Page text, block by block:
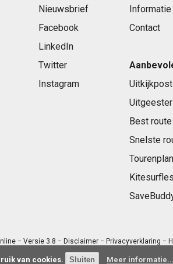
Nieuwsbrief
Facebook
LinkedIn
Twitter
Instagram
Informatie
Contact
Uitkijkpost
Uitgeester
Best
Snelste
− Versie 3.8 − Disclaimer− Privacyverklaring −
van cookies. Meer